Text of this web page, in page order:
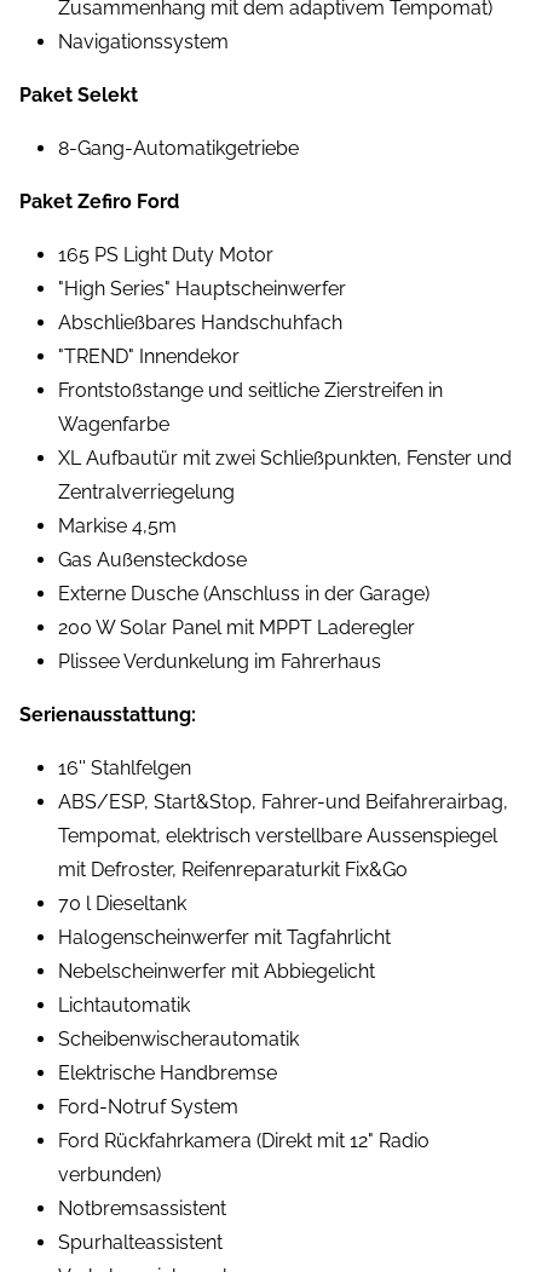
Zusammenhang mit dem adaptivem Tempomat)
Navigationssystem
Paket Selekt
8-Gang-Automatikgetriebe
Paket Zefiro Ford
165 PS Light Duty Motor
"High Series" Hauptscheinwerfer
Abschließbares Handschuhfach
"TREND" Innendekor
Frontstoßstange und seitliche Zierstreifen in
Wagenfarbe
XL Aufbautür mit zwei Schließpunkten, Fenster und
Zentralverriegelung
Markise 4,5m
Gas Außensteckdose
Externe Dusche (Anschluss in der Garage)
200 W Solar Panel mit MPPT Laderegler
Plissee Verdunkelung im Fahrerhaus
Serienausstattung:
16'' Stahlfelgen
ABS/ESP, Start&Stop, Fahrer-und Beifahrerairbag,
Tempomat, elektrisch verstellbare Aussenspiegel
mit Defroster, Reifenreparaturkit Fix&Go
70 l Dieseltank
Halogenscheinwerfer mit Tagfahrlicht
Nebelscheinwerfer mit Abbiegelicht
Lichtautomatik
Scheibenwischerautomatik
Elektrische Handbremse
Ford-Notruf System
Ford Rückfahrkamera (Direkt mit 12" Radio
verbunden)
Notbremsassistent
Spurhalteassistent